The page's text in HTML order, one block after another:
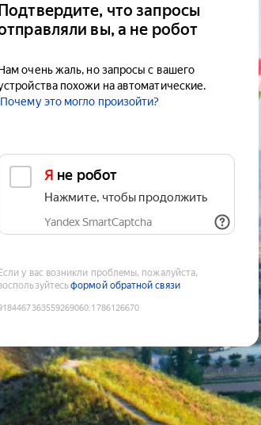
что запросы
вы, а не робот
очень жаль, но запросы с вашего
похожи на автоматические.
Почему это могло произойти?
Я не робот
Нажмите, чтобы продолжить
Yandex SmartCaptcha
Если у вас возникли проблемы, пожалуйста,
формой обратной связи
:1786126670